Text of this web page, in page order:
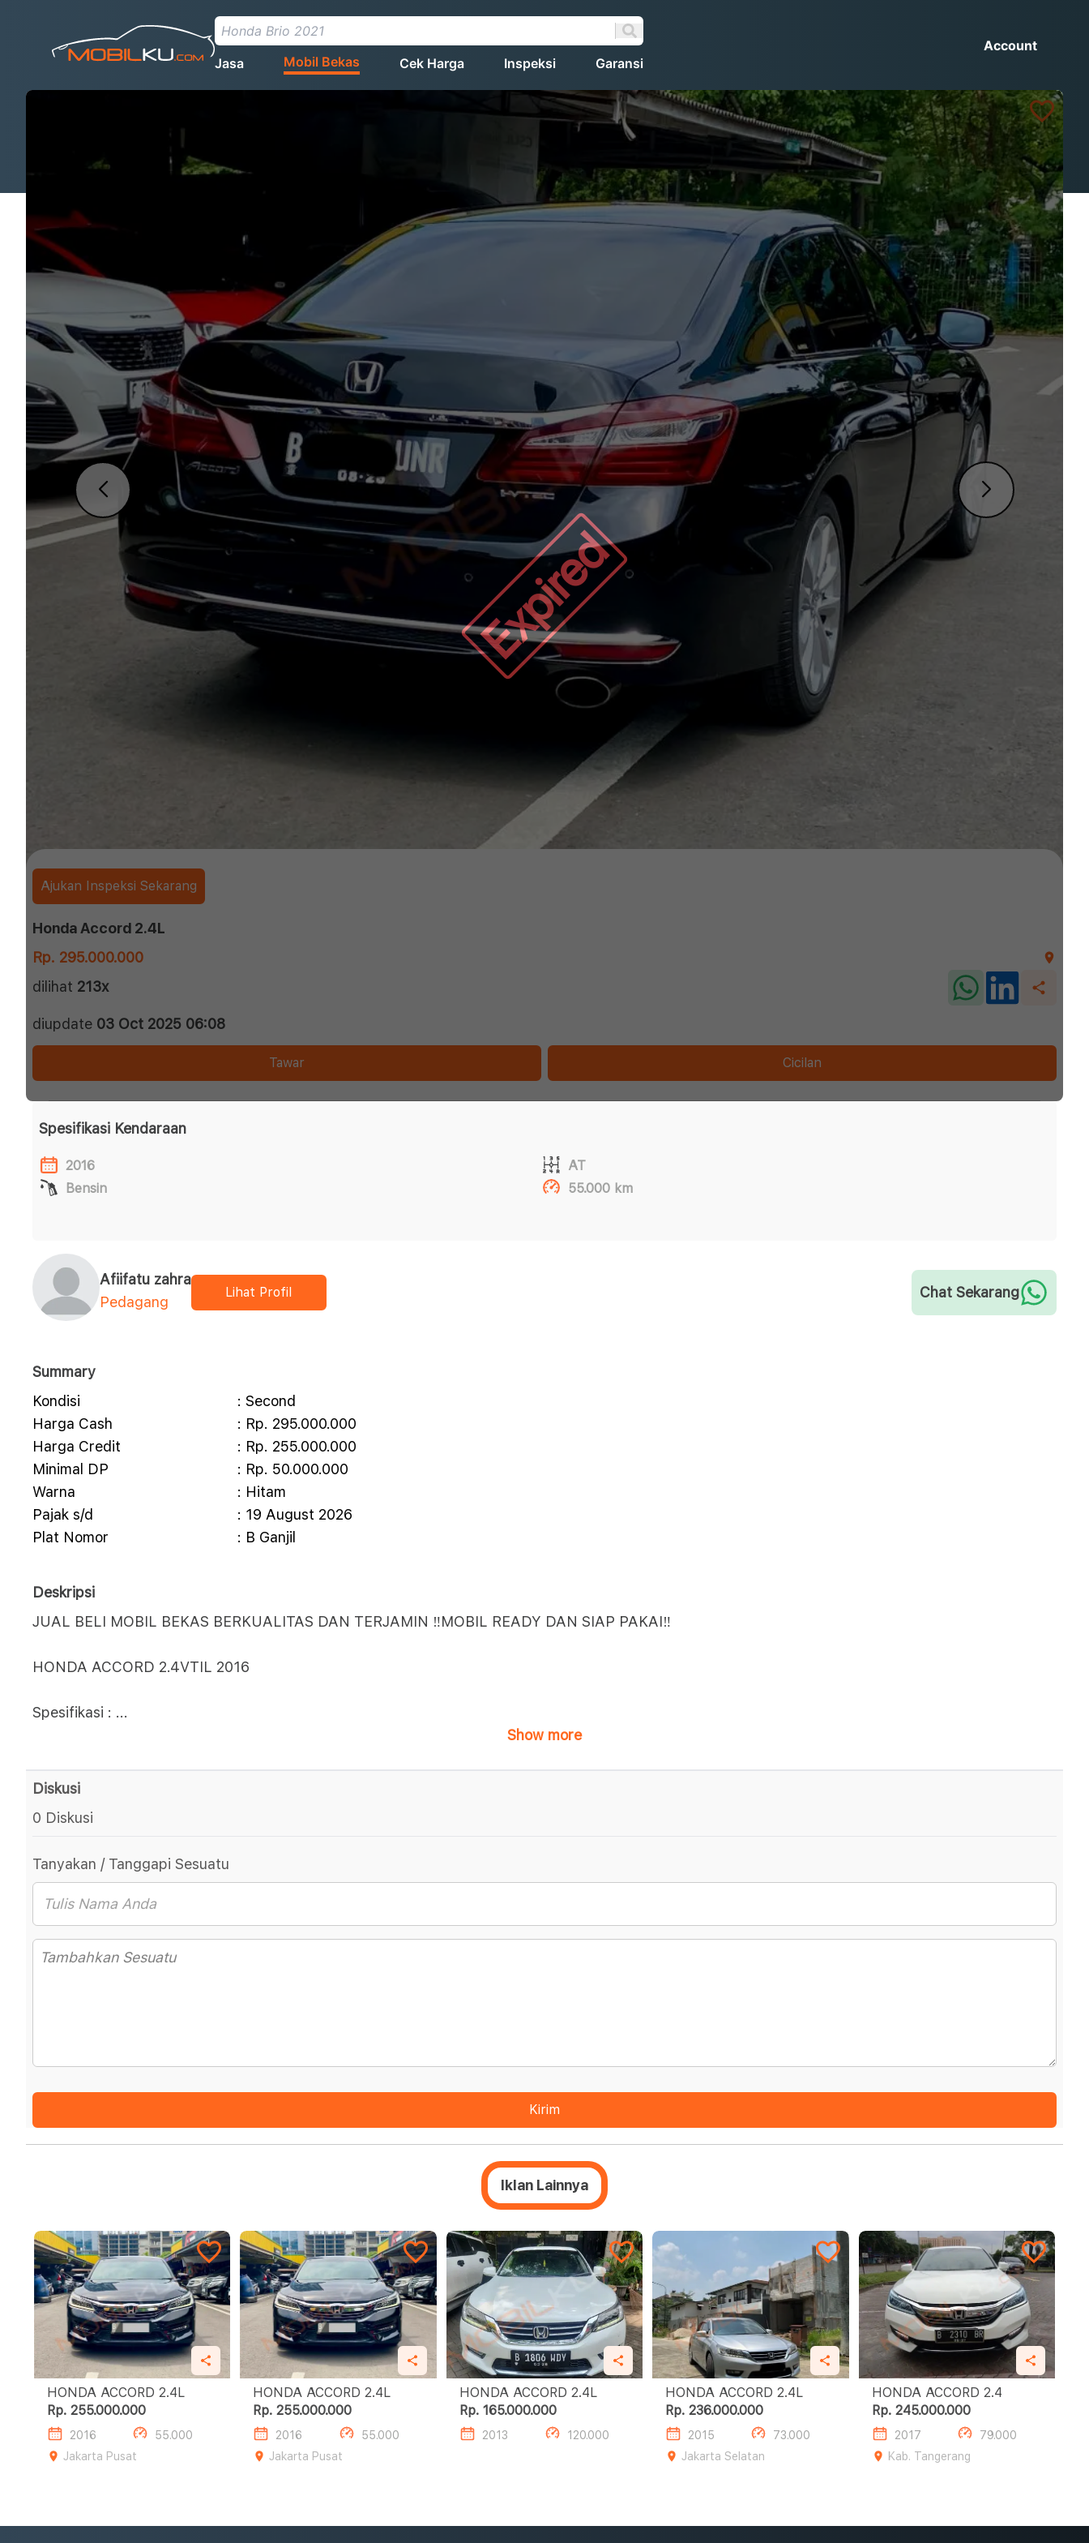
Jasa Mobil Bekas Cek Harga Inspeksi Garansi
Account
Expired
Ajukan Inspeksi Sekarang
Honda Accord 2.4L
Rp. 295.000.000
dilihat 213x
diupdate 03 Oct 2025 06:08
Tawar Cicilan
Spesifikasi Kendaraan
2016
AT
Bensin
55.000 km
Afiifatu zahra
Pedagang
Lihat Profil Chat Sekarang
Summary
Kondisi
: Second
Harga Cash
: Rp. 295.000.000
Harga Credit
: Rp. 255.000.000
Minimal DP
: Rp. 50.000.000
Warna
: Hitam
Pajak s/d
: 19 August 2026
Plat Nomor
: B Ganjil
Deskripsi
JUAL BELI MOBIL BEKAS BERKUALITAS DAN TERJAMIN ‼️MOBIL READY DAN SIAP PAKAI‼️
HONDA ACCORD 2.4VTIL 2016
Spesifikasi : ...
Show more
Diskusi
0 Diskusi
Tanyakan / Tanggapi Sesuatu
Kirim
Iklan Lainnya
HONDA ACCORD 2.4L
Rp. 255.000.000
2016
55.000
Jakarta Pusat
HONDA ACCORD 2.4L
Rp. 255.000.000
2016
55.000
Jakarta Pusat
HONDA ACCORD 2.4L
Rp. 165.000.000
2013 120.000
HONDA ACCORD 2.4L
Rp. 236.000.000
2015
73.000
Jakarta Selatan
HONDA ACCORD 2.4
Rp. 245.000.000
2017
79.000
Kab. Tangerang